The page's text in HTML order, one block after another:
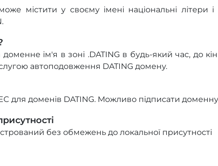
містити у своєму імені національні літери і
ім'я в зоні .DATING в будь-який час, до
автоподовження DATING домену.
для доменів DATING. Можливо підписати доменну
без обмежень до локальної присутності